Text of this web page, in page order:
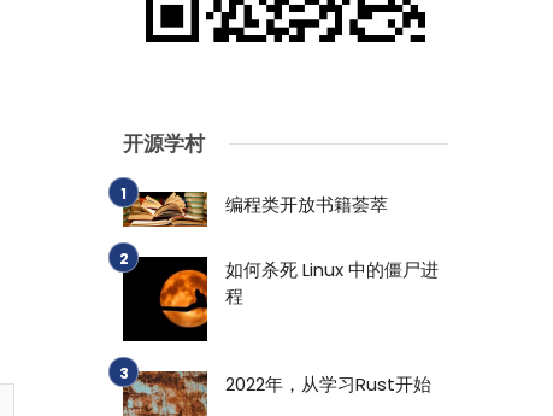
开源学村
编程类开放书籍荟萃
如何杀死 Linux 中的僵尸进
程
2022年，从学习Rust开始